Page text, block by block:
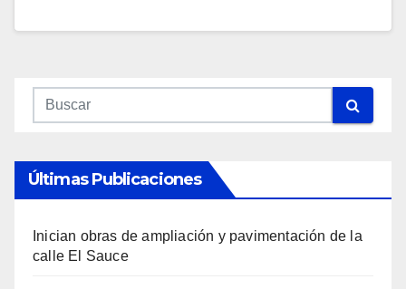
Últimas Publicaciones
Inician obras de ampliación y pavimentación de la
calle El Sauce